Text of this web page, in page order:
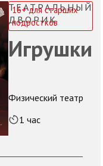
ТЕАТРАЛЬНЫЙ
ДВОРИК
Игрушки
Физический театр
16+ для старших
подростков
1 час